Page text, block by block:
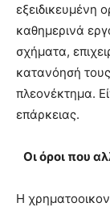
εξειδικευμένη
καθημερινά
σχήματα,
κατανόησή
πλεονέκτημα.
επάρκειας.
Οι όροι που
Η